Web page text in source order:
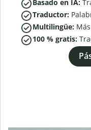
Basado en IA:
Traductor:
Multilingüe:
100 % gratis: